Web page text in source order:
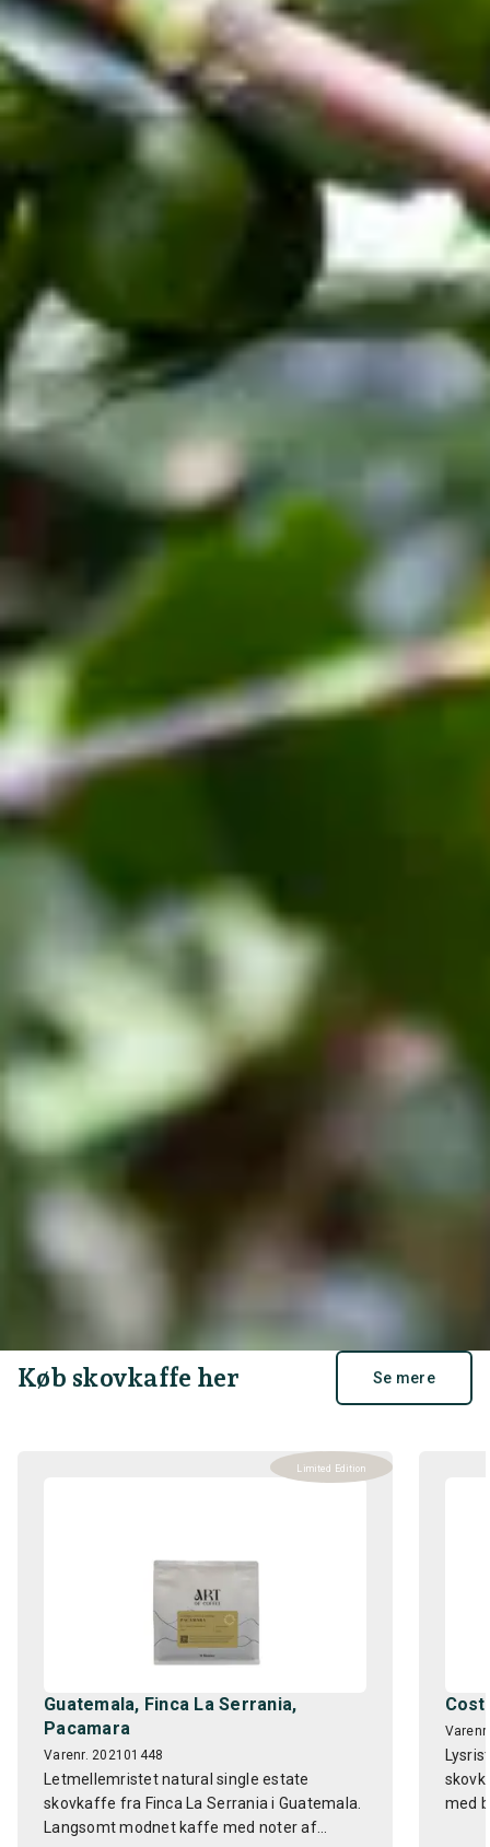
Køb skovkaffe her Se mere
Limited Edition
Guatemala, Finca La Serrania,
Pacamara
Varenr. 202101448
Letmellemristet natural single estate
skovkaffe fra Finca La Serrania i Guatemala.
Langsomt modnet kaffe med noter af...
med